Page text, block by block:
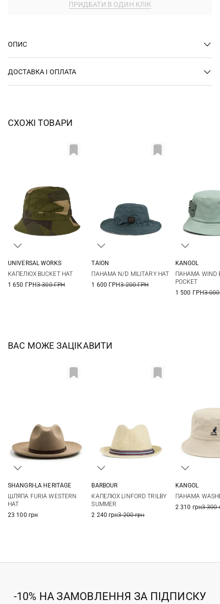
ПРИДБАТИ В ОДИН КЛІК
ОПИС
ДОСТАВКА І ОПЛАТА
СХОЖІ ТОВАРИ
UNIVERSAL WORKS
КАПЕЛЮХ BUCKET HAT
1 650 ГРН3 300 ГРН
TAION
ПАНАМА N/D MILITARY HAT
1 600 ГРН3 200 ГРН
KANGOL
ПАНАМА WIND
POCKET
1 500 ГРН3
ВАС МОЖЕ ЗАЦІКАВИТИ
SHANGRI-LA HERITAGE
ШЛЯПА FURIA WESTERN
HAT
23 100 грн
BARBOUR
КАПЕЛЮХ LINFORD TRILBY
SUMMER
2 240 грн3 200 грн
KANGOL
ПАНАМА
2 310 грн3 300
-10% НА ЗАМОВЛЕННЯ ЗА ПІДПИСКУ